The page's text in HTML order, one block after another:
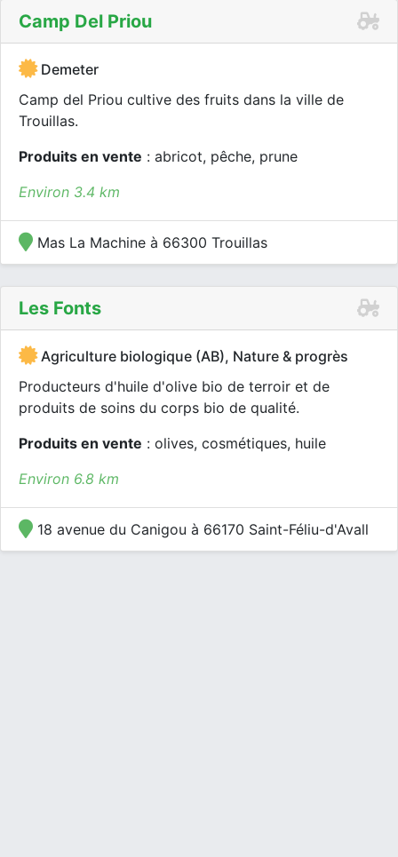
Camp Del Priou
Demeter
Camp del Priou cultive des fruits dans la ville de
Trouillas.
Produits en vente : abricot, pêche, prune
Environ 3.4 km
Mas La Machine à 66300 Trouillas
Les Fonts
Agriculture biologique (AB), Nature & progrès
Producteurs d'huile d'olive bio de terroir et de
produits de soins du corps bio de qualité.
Produits en vente : olives, cosmétiques, huile
Environ 6.8 km
18 avenue du Canigou à 66170 Saint-Féliu-d'Avall